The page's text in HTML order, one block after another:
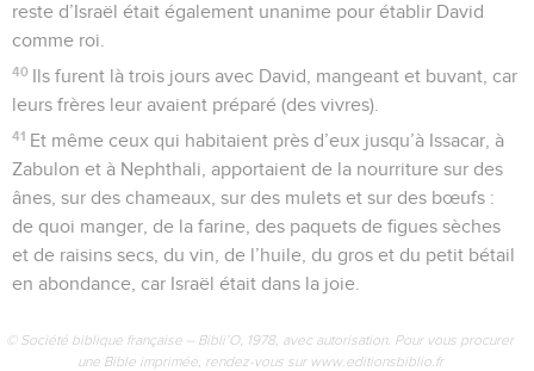
reste d’Israël était également unanime pour établir David
comme roi.
40 Ils furent là trois jours avec David, mangeant et buvant, car
leurs frères leur avaient préparé (des vivres).
41 Et même ceux qui habitaient près d’eux jusqu’à Issacar, à
Zabulon et à Nephthali, apportaient de la nourriture sur des
ânes, sur des chameaux, sur des mulets et sur des bœufs :
de quoi manger, de la farine, des paquets de figues sèches
et de raisins secs, du vin, de l’huile, du gros et du petit bétail
en abondance, car Israël était dans la joie.
© Société biblique française – Bibli’O, 1978, avec autorisation. Pour vous procurer
une Bible imprimée, rendez-vous sur www.editionsbiblio.fr